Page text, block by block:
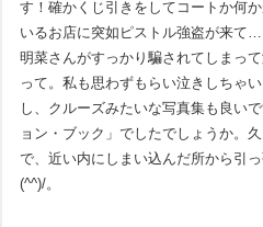
す！確かくじ引きをしてコートか何
いるお店に突如ピストル強盗が来て
明菜さんがすっかり騙されてしまっ
って。私も思わずもらい泣きしちゃ
し、クルーズみたいな写真集も良い
ョン・ブック」でしたでしょうか。
で、近い内にしまい込んだ所から引
(^^)/。